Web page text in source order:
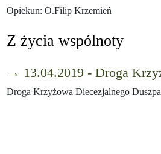
Opiekun: O.Filip Krzemień
Z życia wspólnoty
→ 13.04.2019 - Droga
Droga Krzyżowa Diecezjalnego